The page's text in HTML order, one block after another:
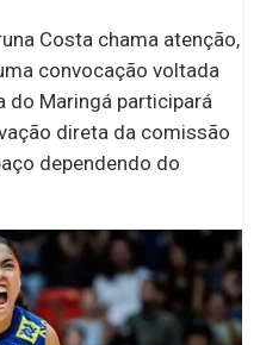
Costa chama atenção,
convocação voltada
do Maringá participará
direta da comissão
dependendo do